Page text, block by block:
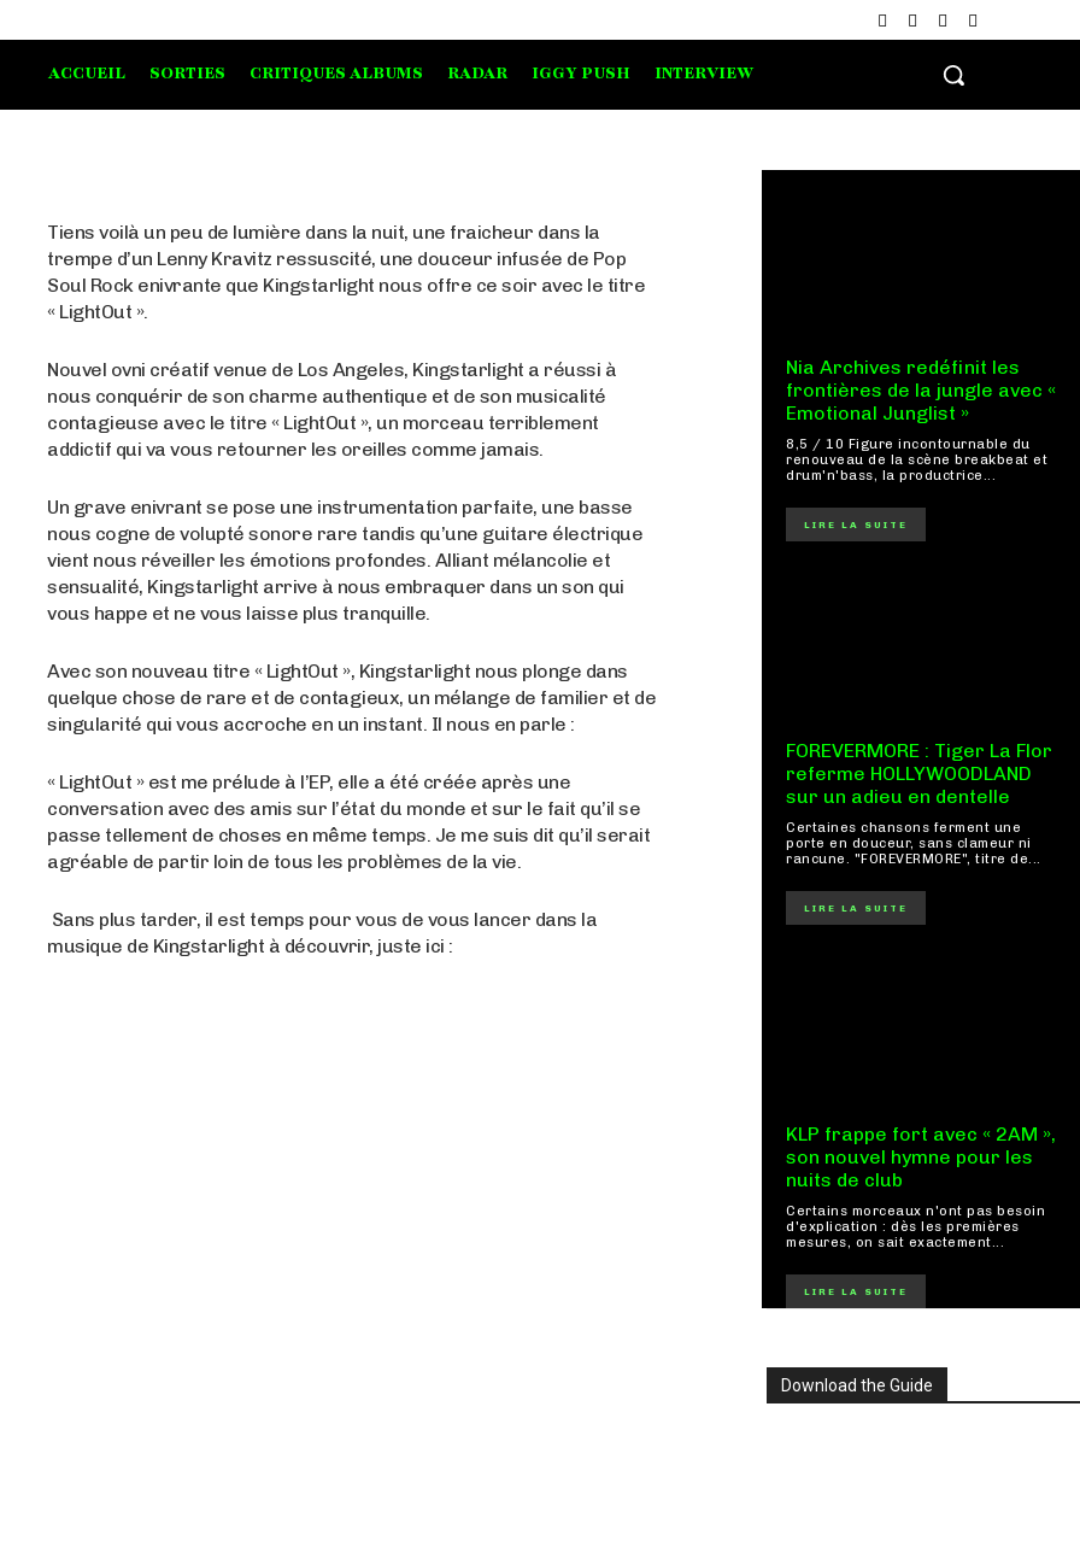
ACCUEIL SORTIES CRITIQUES ALBUMS RADAR IGGY PUSH INTERVIEW
Tiens voilà un peu de lumière dans la nuit, une fraicheur dans la
trempe d’un Lenny Kravitz ressuscité, une douceur infusée de Pop
Soul Rock enivrante que Kingstarlight nous offre ce soir avec le titre
« LightOut ».
Nouvel ovni créatif venue de Los Angeles, Kingstarlight a réussi à
nous conquérir de son charme authentique et de son musicalité
contagieuse avec le titre « LightOut », un morceau terriblement
addictif qui va vous retourner les oreilles comme jamais.
Un grave enivrant se pose une instrumentation parfaite, une basse
nous cogne de volupté sonore rare tandis qu’une guitare électrique
vient nous réveiller les émotions profondes. Alliant mélancolie et
sensualité, Kingstarlight arrive à nous embraquer dans un son qui
vous happe et ne vous laisse plus tranquille.
Avec son nouveau titre « LightOut », Kingstarlight nous plonge dans
quelque chose de rare et de contagieux, un mélange de familier et de
singularité qui vous accroche en un instant. Il nous en parle :
« LightOut » est me prélude à l’EP, elle a été créée après une
conversation avec des amis sur l’état du monde et sur le fait qu’il se
passe tellement de choses en même temps. Je me suis dit qu’il serait
agréable de partir loin de tous les problèmes de la vie.
Sans plus tarder, il est temps pour vous de vous lancer dans la
musique de Kingstarlight à découvrir, juste ici :
Nia Archives redéfinit les
frontières de la jungle avec «
Emotional Junglist »
8,5 / 10 Figure incontournable du
renouveau de la scène breakbeat et
drum'n'bass, la productrice...
LIRE LA SUITE
FOREVERMORE : Tiger La Flor
referme HOLLYWOODLAND
sur un adieu en dentelle
Certaines chansons ferment une
porte en douceur, sans clameur ni
rancune. "FOREVERMORE", titre de...
LIRE LA SUITE
KLP frappe fort avec « 2AM »,
son nouvel hymne pour les
nuits de club
Certains morceaux n'ont pas besoin
d'explication : dès les premières
mesures, on sait exactement...
LIRE LA SUITE
Download the Guide